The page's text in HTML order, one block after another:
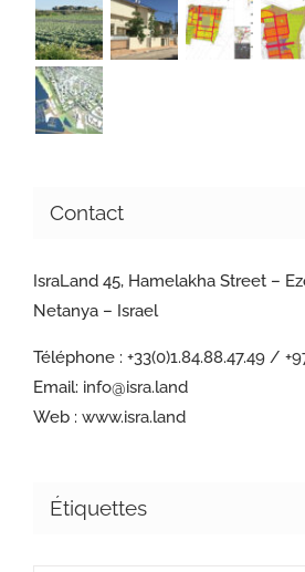
Contact
IsraLand 45, Hamelakha Street –
Netanya – Israel
Téléphone : +33(0)1.84.88.47.49 /
Email: info@isra.land
Web : www.isra.land
Étiquettes